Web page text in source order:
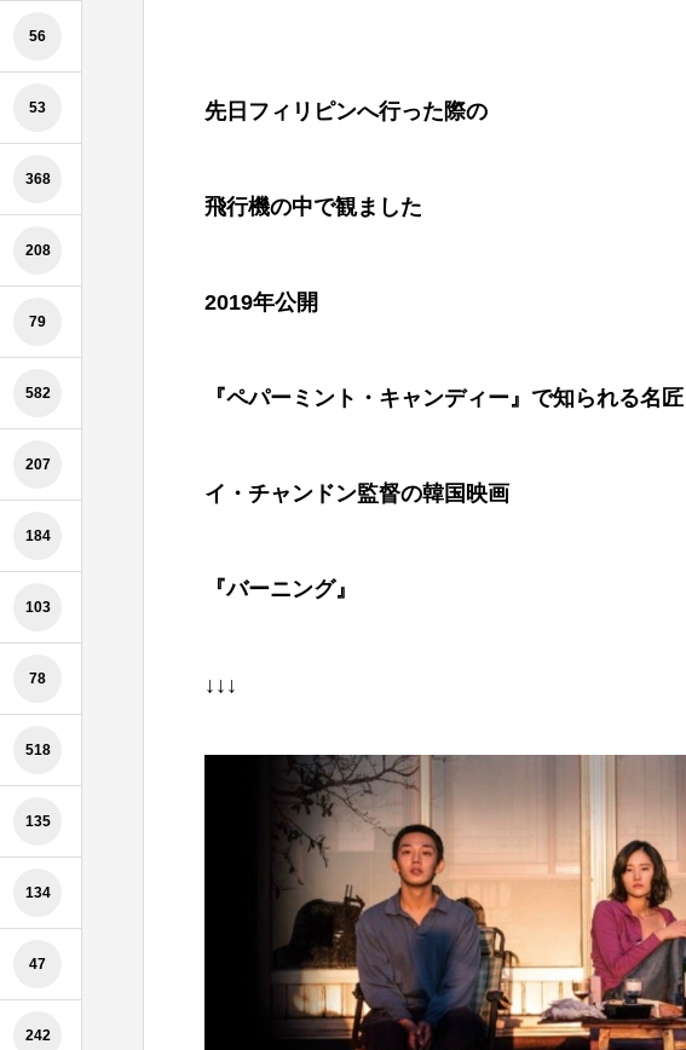
先日フィリピンへ行った際の
飛行機の中で観ました
2019年公開
『ペパーミント・キャンディー』で知られる名匠
イ・チャンドン監督の韓国映画
『バーニング』
↓↓↓
56
53
368
208
79
582
207
184
103
78
518
135
134
47
242